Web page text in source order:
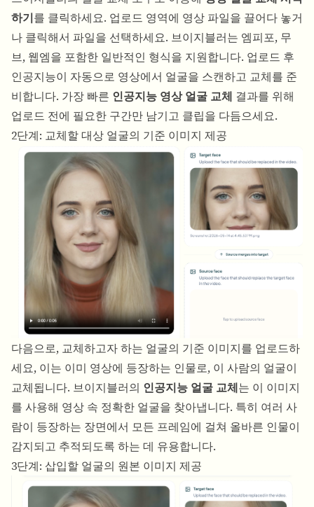
하기를 클릭하세요. 업로드 영역에 영상 파일을 끌어다 놓거
나 클릭해서 파일을 선택하세요. 브이지블러는 엠피포, 무
브, 웹엠을 포함한 일반적인 형식을 지원합니다. 업로드 후
인공지능이 자동으로 영상에서 얼굴을 스캔하고 교체를 준
비합니다. 가장 빠른 인공지능 영상 얼굴 교체 결과를 위해
업로드 전에 필요한 구간만 남기고 클립을 다듬으세요.
2단계: 교체할 대상 얼굴의 기준 이미지 제공
다음으로, 교체하고자 하는 얼굴의 기준 이미지를 업로드하
세요, 이는 이미 영상에 등장하는 인물로, 이 사람의 얼굴이
교체됩니다. 브이지블러의 인공지능 얼굴 교체는 이 이미지
를 사용해 영상 속 정확한 얼굴을 찾아냅니다. 특히 여러 사
람이 등장하는 장면에서 모든 프레임에 걸쳐 올바른 인물이
감지되고 추적되도록 하는 데 유용합니다.
3단계: 삽입할 얼굴의 원본 이미지 제공